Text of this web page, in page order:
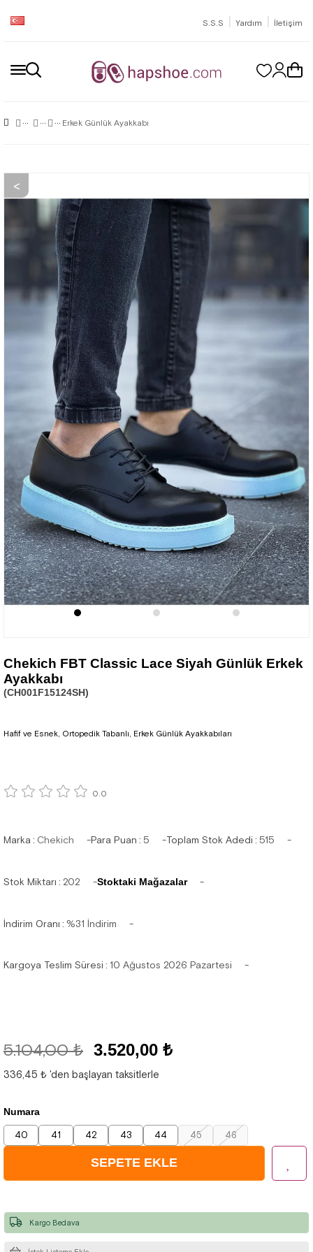
S.S.S | Yardım | İletişim
Erkek Günlük Ayakkabı
Chekich FBT Classic Lace Siyah Günlük Erkek
Ayakkabı
(CH001F15124SH)
Hafif ve Esnek, Ortopedik Tabanlı, Erkek Günlük Ayakkabıları
0.0
Marka: Chekich Para Puan : 5 Toplam Stok Adedi : 515
Stok Miktarı : 202 Stoktaki Mağazalar
İndirim Oranı : %31 İndirim
Kargoya Teslim Süresi : 10 Ağustos 2026 Pazartesi
5.104,00 ₺ 3.520,00 ₺
336,45 ₺ 'den başlayan taksitlerle
Numara
40 41 42 43 44 45 46
Kargo Bedava